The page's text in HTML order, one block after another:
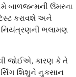
બાળજન્મની ઉંમરના
ટેસ્ટ કરાવશે અને
નિયંત્રણની ભલામણ
જોઈએ, કારણ કે તે
શિશુને નુકસાન